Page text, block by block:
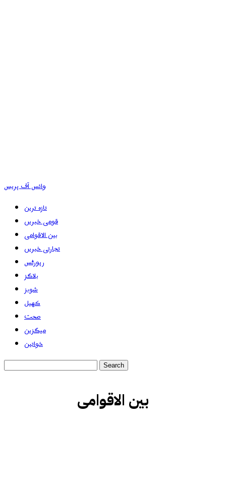
وائس آف پریس
تازہ ترین
قومی خبریں
بین الاقوامی
تجارتی خبریں
رپورٹس
بلاگز
شوبز
کھیل
صحت
میگزین
خواتین
بین الاقوامی